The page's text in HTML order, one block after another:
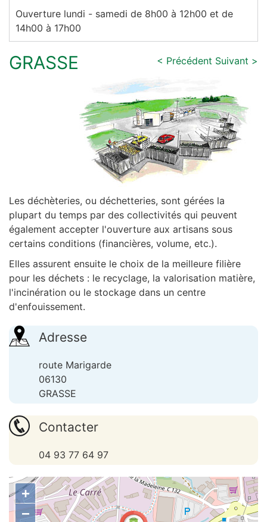
Ouverture lundi - samedi de 8h00 à 12h00 et de
14h00 à 17h00
GRASSE < Précédent Suivant >
Les déchèteries, ou déchetteries, sont gérées la
plupart du temps par des collectivités qui peuvent
également accepter l'ouverture aux artisans sous
certains conditions (financières, volume, etc.).
Elles assurent ensuite le choix de la meilleure filière
pour les déchets : le recyclage, la valorisation matière,
l'incinération ou le stockage dans un centre
d'enfouissement.
Adresse
route Marigarde
06130
GRASSE
Contacter
04 93 77 64 97
+
−